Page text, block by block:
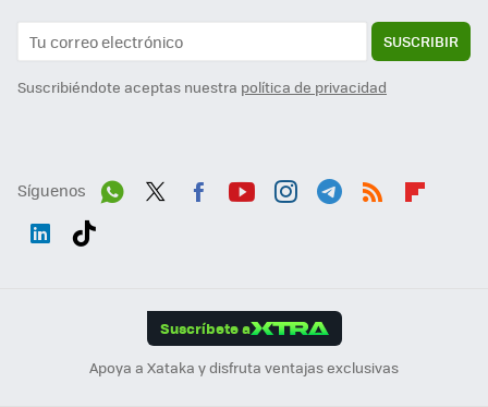
SUSCRIBIR
Suscribiéndote aceptas nuestra política de privacidad
Síguenos
Suscríbete a
Apoya a Xataka y disfruta ventajas exclusivas